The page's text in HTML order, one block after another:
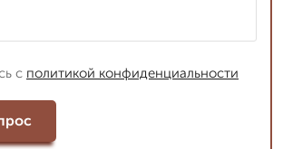
с политикой конфиденциальности